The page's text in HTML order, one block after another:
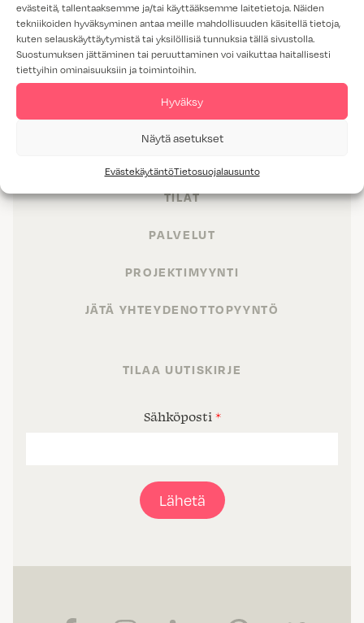
evästeitä, tallentaaksemme ja/tai käyttääksemme laitetietoja. Näiden
tekniikoiden hyväksyminen antaa meille mahdollisuuden käsitellä tietoja,
kuten selauskäyttäytymistä tai yksilöllisiä tunnuksia tällä sivustolla.
Suostumuksen jättäminen tai peruuttaminen voi vaikuttaa haitallisesti
tiettyihin ominaisuuksiin ja toimintoihin.
Hyväksy
Näytä asetukset
EvästekäytäntöTietosuojalausunto
TILAT
PALVELUT
PROJEKTIMYYNTI
JÄTÄ YHTEYDENOTTOPYYNTÖ
TILAA UUTISKIRJE
Sähköposti *
Lähetä